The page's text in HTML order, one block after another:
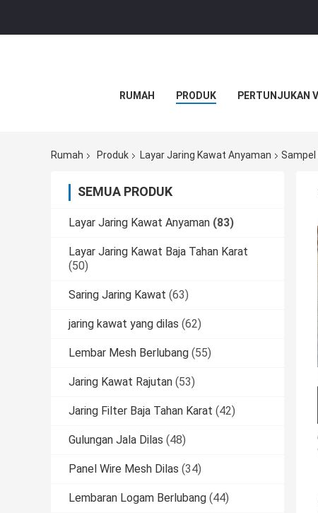
RUMAH PRODUK PERTUNJUKAN
Rumah Produk Layar Jaring Kawat Anyaman Sampel
SEMUA PRODUK
Layar Jaring Kawat Anyaman (83)
Layar Jaring Kawat Baja Tahan Karat
(50)
Saring Jaring Kawat (63)
jaring kawat yang dilas (62)
Lembar Mesh Berlubang (55)
Jaring Kawat Rajutan (53)
Jaring Filter Baja Tahan Karat (42)
Gulungan Jala Dilas (48)
Panel Wire Mesh Dilas (34)
Lembaran Logam Berlubang (44)